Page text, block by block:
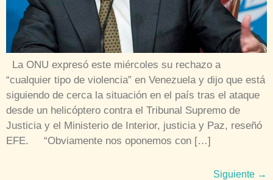
La ONU expresó este miércoles su rechazo a
“cualquier tipo de violencia” en Venezuela y dijo que está
siguiendo de cerca la situación en el país tras el ataque
desde un helicóptero contra el Tribunal Supremo de
Justicia y el Ministerio de Interior, justicia y Paz, reseñó
EFE. “Obviamente nos oponemos con […]
Siguiente →